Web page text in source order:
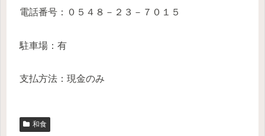
電話番号：０５４８－２３－７０１５
駐車場：有
支払方法：現金のみ
和食